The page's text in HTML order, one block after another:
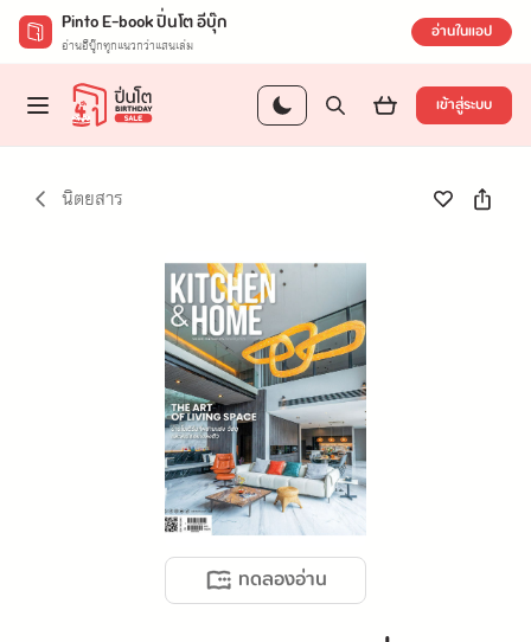
Pinto E-book ปิ่นโต อีบุ๊ก
อ่านอีบุ๊กทุกแนวกว่าแสนเล่ม อ่านในแอป
เข้าสู่ระบบ
นิตยสาร
ทดลองอ่าน